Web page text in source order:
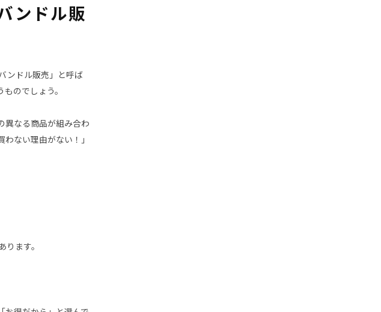
ンドル販
ンドル販売」と呼ば
のでしょう。
異なる商品が組み合わ
ない理由がない！」
ます。